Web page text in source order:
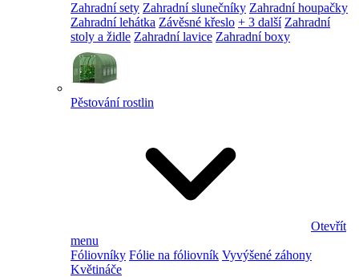
Zahradní sety Zahradní slunečníky Zahradní houpačky
Zahradní lehátka Závěsné křeslo + 3 další Zahradní
stoly a židle Zahradní lavice Zahradní boxy
Pěstování rostlin
Otevřít
menu
Fóliovníky Fólie na fóliovník Vyvýšené záhony
Květináče